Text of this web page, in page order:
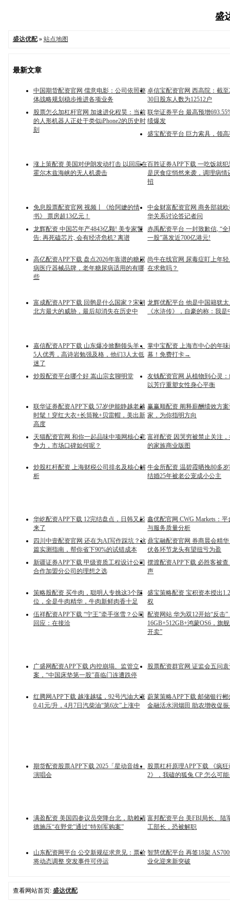
盛
盛达优配» 站点地图
最新文章
中国期货配资官网 儒意电影：公司依照整
体战略规划稳步推进各项业务
卓信宝配资官网 西高院：截至
30日股东人数为12512户
股票怎么加杠杆官网 加速进化程昊：当前
的人形机器人正处于类似iPhone2的历史时
刻
联华证券平台 最高预增
绩爆发
盛宝配资平台 巨力索具，领
涨上策配资 美国对伊朗发动打击 以回应在
霍尔木兹海峡的无人机袭击
百胜证券APP下载 一吃饭就
是厌食症悄然来袭，调理病情
招
免息股票配资官网 视频丨《给阿嬷的情
书》 票房超13亿元！
中金财富配资官网 商务部就
华关系讨论答记者问
龙辉配资 中国芯年产4843亿颗! 美专家警
告: 再死磕芯片, 会有经济危机? 离谱
赤禹配资平台 一封致歉信, “
一股”蒸发近700亿港元!
高亿配资APP下载 盘点2026年靠谱的糖尿
病医疗器械品牌，老年糖尿病适用的有哪
些
尚牛在线官网 尿毒症盯上年
在求救吗？
富成配资APP下载 回鹘是什么国家？宋朝
北方最大的威胁，最后却消失在历史中
龙辉优配平台 他是中国籍犹
《水浒传》，自豪的称：我是
嘉信配资APP下载 山东爆冷掀翻领头羊，
5人优秀，高诗岩勉强及格，他们3人太低
迷了
掌中宝配资 上海市中心的年
幕！免费打卡→
炒股配资平台哪个好 嵩山宗玄聊明堂
友钱配资官网 从植物到心灵：
以芳疗重塑女性身心平衡
联华证券配资APP下载 57岁伊能静越老越
时髦！穿红大衣+长筒靴+贝雷帽，美出新
高度
赢赢顺配资 阐释薪酬绩效方
家，为你指明方向
天猫配资官网 和你一起品味中项网核心竞
争力，市场口碑如何呢？
富祥配资 因哭穷被禁止关注
的家族商业版图
炒股杠杆配资 上海财税公司排名及核心解
析
牛金所配资 温碧霞晒挽80多
结婚25年被老公宠成小公主
华屹配资APP下载 12完结盘点，日韩又起
来了
鑫优配官网 CWG Markets：
与服务质量分析
四川中壹配资官网 还在为AI写作踩坑？这
篇实测指南，帮你省下90%的试错成本
鼎宝融配资官网 券商晨会精华
伏各环节龙头有望扭亏为盈
新疆证券APP下载 甲级资质工程设计公司
合作加盟分公司的理想之选
摆渡配资APP下载 必胜客被
声
策略股配资 买牛肉，聪明人专挑这3个部
位，全是牛肉精华，牛肉新鲜肉香十足
盛宝策略配资 宝积资本授出
权
伍祥配资APP下载 “宁王”牵手张雪？公司
回应：在接洽
配资网站 华为双12开始“反击”
16GB+512GB+鸿蒙OS6，旗
开卖”
广盛网配资APP下载 内控崩塌、监管立
案，“中国床垫第一股”喜临门连遭跌停
股票配资群官网 证监会五问
红腾网APP下载 越涨越猛，92号汽油大涨
0.41元/升，4月7日汽柴油“第6次”上涨中
蔚莱策略APP下载 邮储银行
金融活水润烟田 助农增收促
期货配资股票APP下载 2025「星动音雄」
演唱会
股票杠杆原理APP下载 《疯
2》，我磕的狐兔 CP 怎么可
满盈配资 美国四参议员突降台北，助赖清
德施压“在野党”通过“特别军购案”
富邦配资平台 美FBI局长、陆
工部长，恐被解职
山东配资网平台 公交新规征求意见：票价
将动态调整 突发事件可停运
智慧优配平台 再签18架
业化迎来新突破
查看网站首页: 盛达优配